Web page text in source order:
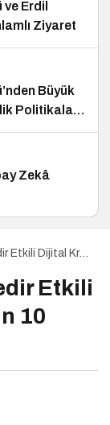
Erdil
Ziyaret
Büyük
Politikaları
Zekâ
Etkili Dijital Kriz
Etkili
10